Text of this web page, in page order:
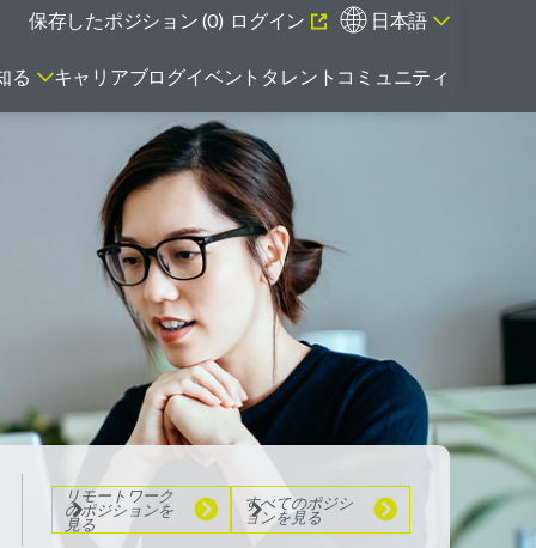
日本語
ログイン
保存したポジション (0)
エマージング・タレントとは
リモートワーク
のポジションを
見る
すべてのポジシ
ョンを見る
る キャリアブログイベント タレントコミュニティ
リモートワーク
のポジションを
見る
すべてのポジシ
ョンを見る